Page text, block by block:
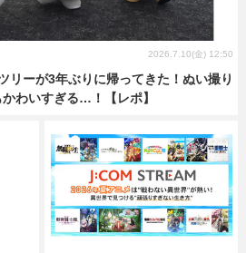
リーが3年ぶりに帰ってきた！ぬい撮り
わいすぎる…！【レポ】
2026.7.10(金) 12:50